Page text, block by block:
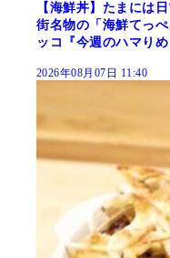
【海鮮丼】たまには
街名物の「海鮮てっ
ッコ『今週のハマり
2026年08月07日 11:40